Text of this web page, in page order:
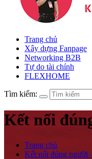
Trang chủ
Xây dựng Fanpage
Networking B2B
Tự do tài chính
FLEXHOME
Tìm kiếm:
Kết nối
Trang chủ
Kết nối đúng người